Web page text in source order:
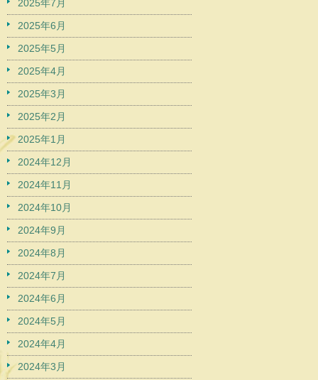
2025年7月
2025年6月
2025年5月
2025年4月
2025年3月
2025年2月
2025年1月
2024年12月
2024年11月
2024年10月
2024年9月
2024年8月
2024年7月
2024年6月
2024年5月
2024年4月
2024年3月